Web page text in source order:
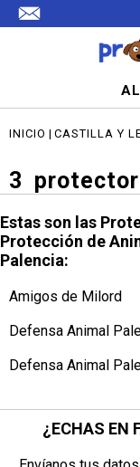
INICIO | CASTILLA Y
3
Estas son las
Protección de
Palencia:
Amigos de Milord
Defensa Animal
Defensa Animal
¿ECHAS EN